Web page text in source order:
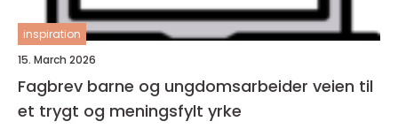
inspiration
15. March 2026
Fagbrev barne og ungdomsarbeider veien til
et trygt og meningsfylt yrke